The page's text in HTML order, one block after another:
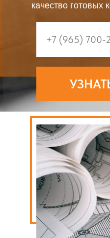
качество готовых